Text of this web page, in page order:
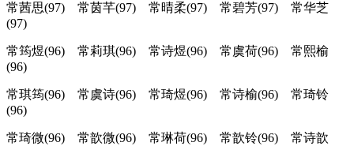
常茜思(97) 常茵芊(97) 常晴柔(97) 常碧芳(97) 常华芝
(97)
常筠煜(96) 常莉琪(96) 常诗煜(96) 常虞荷(96) 常熙榆
(96)
常琪筠(96) 常虞诗(96) 常琦煜(96) 常诗榆(96) 常琦铃
(96)
常琦微(96) 常歆微(96) 常琳荷(96) 常歆铃(96) 常诗歆